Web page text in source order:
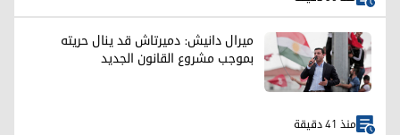
ميرال دانيش: دميرتاش قد ينال حريته
بموجب مشروع القانون الجديد
منذ 41 دقيقة